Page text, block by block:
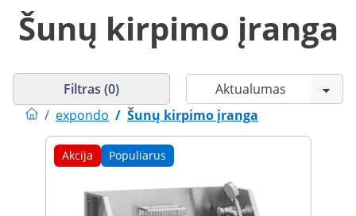
Šunų kirpimo įranga
/ expondo / Šunų kirpimo įranga
Filtras (0)
Akcija Populiarus